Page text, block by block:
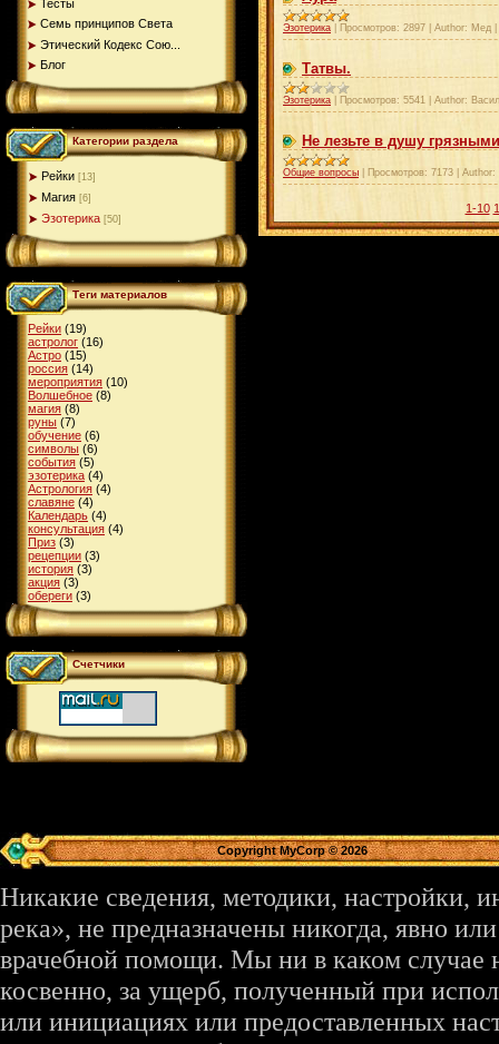
Тесты
Семь принципов Света
Этический Кодекс Сою...
Блог
Категории раздела
Рейки [13]
Магия [6]
Эзотерика [50]
Теги материалов
Рейки (19)
астролог (16)
Астро (15)
россия (14)
мероприятия (10)
Волшебное (8)
магия (8)
руны (7)
обучение (6)
символы (6)
события (5)
эзотерика (4)
Астрология (4)
славяне (4)
Календарь (4)
консультация (4)
Приз (3)
рецепции (3)
история (3)
акция (3)
обереги (3)
Счетчики
Эзотерика Просмотров: 2897 Author: Мед
Татвы.
Эзотерика Просмотров: 5541 Author:
Не лезьте в душу
Общие вопросы Просмотров: 7173 Author:
1-10
Copyright MyCorp © 2026
Никакие сведения, методики, настройки,
река», не предназначены никогда, явно
врачебной помощи. Мы ни в каком случае
косвенно, за ущерб, полученный при
или инициациях или предоставленных